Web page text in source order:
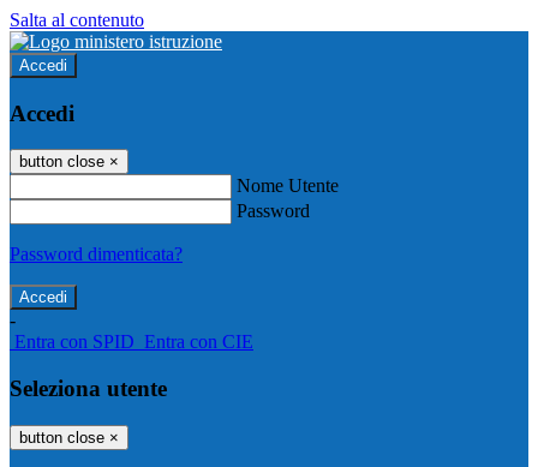
Salta al contenuto
Accedi
Accedi
button close ×
Nome Utente
Password
Password dimenticata?
-
Entra con SPID Entra con CIE
Seleziona utente
button close ×